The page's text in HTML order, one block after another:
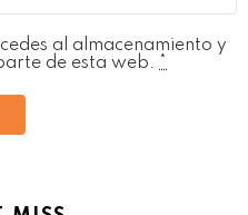
al almacenamiento y
de esta web. *